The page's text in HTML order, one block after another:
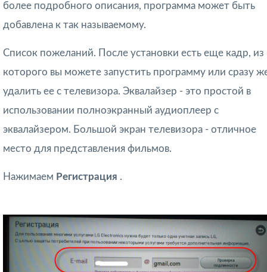
более подробного описания, программа может быть
добавлена ​​к так называемому.
Список пожеланий. После установки есть еще кадр, из
которого вы можете запустить программу или сразу
удалить ее с телевизора. Эквалайзер - это простой в
использовании полноэкранный аудиоплеер с
эквалайзером. Большой экран телевизора - отличное
место для представления фильмов.
Нажимаем Регистрация .